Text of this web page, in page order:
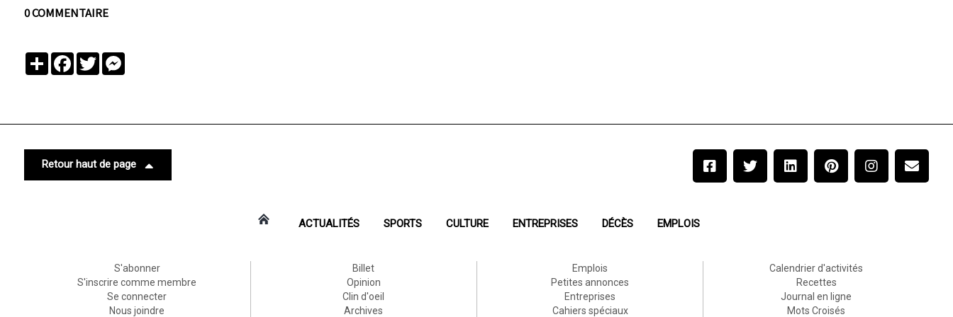
0 COMMENTAIRE
PartagerFacebook
TwitterMessenger
Retour haut de page
ACTUALITÉS SPORTS CULTURE ENTREPRISES DÉCÈS EMPLOIS
S'abonner
S'inscrire comme membre
Se connecter
Nous joindre
Billet
Opinion
Clin d'oeil
Archives
Emplois
Petites annonces
Entreprises
Cahiers spéciaux
Calendrier d'activités
Recettes
Journal en ligne
Mots Croisés